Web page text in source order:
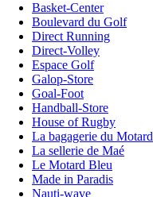
Basket-Center
Boulevard du Golf
Direct Running
Direct-Volley
Espace Golf
Galop-Store
Goal-Foot
Handball-Store
House of Rugby
La bagagerie du Motard
La sellerie de Maé
Le Motard Bleu
Made in Paradis
Nauti-wave